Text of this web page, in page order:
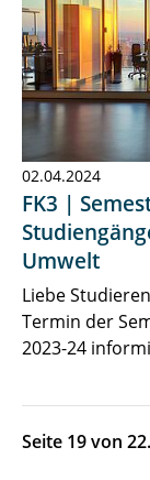
02.04.2024
FK3 |
Umwelt
Liebe
Termin der
2023-24
Seite 19 von 22.